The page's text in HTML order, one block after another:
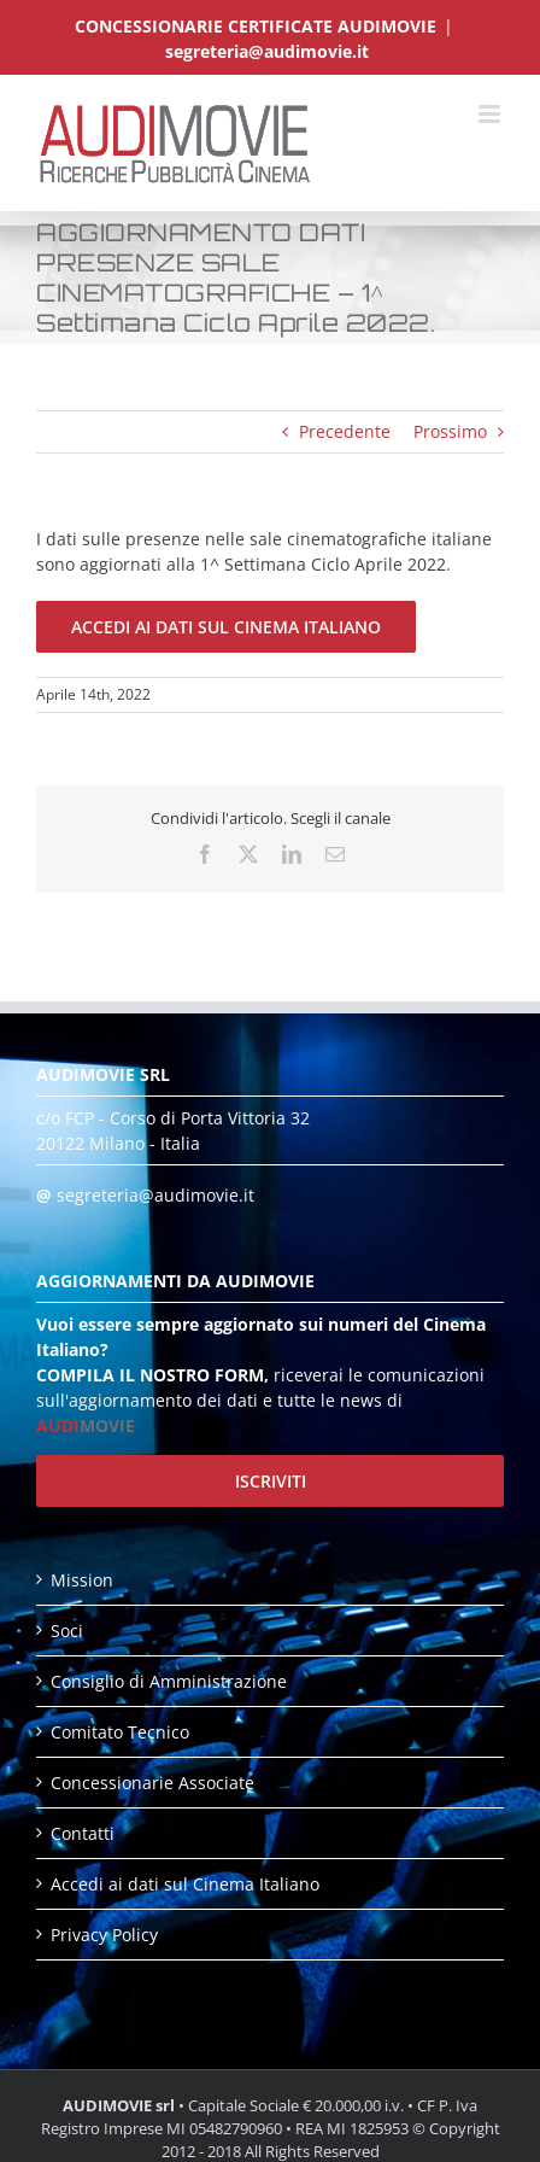
CONCESSIONARIE CERTIFICATE AUDIMOVIE |
segreteria@audimovie.it
AGGIORNAMENTO DATI
PRESENZE SALE
CINEMATOGRAFICHE – 1^
Settimana Ciclo Aprile 2022.
Precedente Prossimo
I dati sulle presenze nelle sale cinematografiche italiane
sono aggiornati alla 1^ Settimana Ciclo Aprile 2022.
ACCEDI AI DATI SUL CINEMA ITALIANO
Aprile 14th, 2022
Condividi l'articolo. Scegli il canale
Facebook LinkedInEmail
AUDIMOVIE SRL
c/o FCP - Corso di Porta Vittoria 32
20122 Milano - Italia
@ segreteria@audimovie.it
AGGIORNAMENTI DA AUDIMOVIE
Vuoi essere sempre aggiornato sui numeri del Cinema
Italiano?
COMPILA IL NOSTRO FORM, riceverai le comunicazioni
sull'aggiornamento dei dati e tutte le news di
AUDIMOVIE
ISCRIVITI
Mission
Soci
Consiglio di Amministrazione
Comitato Tecnico
Concessionarie Associate
Contatti
Accedi ai dati sul Cinema Italiano
Privacy Policy
AUDIMOVIE srl • Capitale Sociale € 20.000,00 i.v. • CF P. Iva
Registro Imprese MI 05482790960 • REA MI 1825953 © Copyright
2012 - 2018 All Rights Reserved